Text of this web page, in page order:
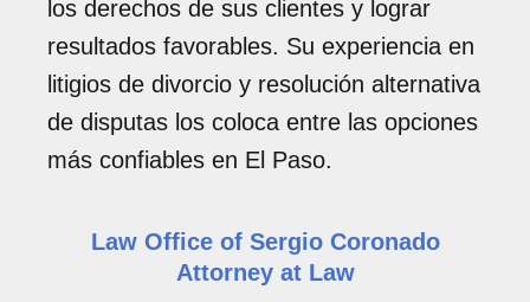
los derechos de sus clientes y lograr
resultados favorables. Su experiencia en
litigios de divorcio y resolución alternativa
de disputas los coloca entre las opciones
más confiables en El Paso.
Law Office of Sergio Coronado
Attorney at Law